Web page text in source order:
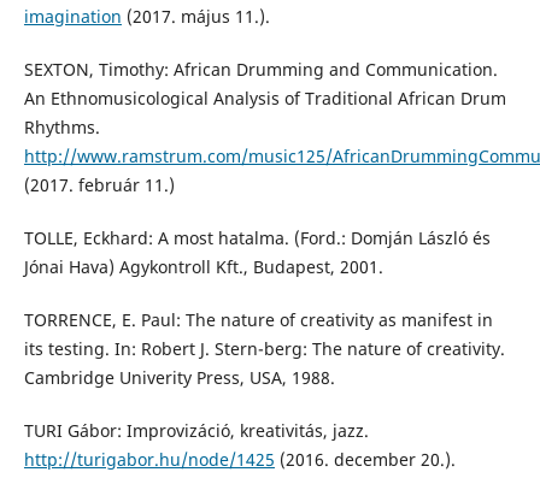
imagination (2017. május 11.).
SEXTON, Timothy: African Drumming and Communication.
An Ethnomusicological Analysis of Traditional African Drum
Rhythms.
http://www.ramstrum.com/music125/
(2017. február 11.)
TOLLE, Eckhard: A most hatalma. (Ford.: Domján László és
Jónai Hava) Agykontroll Kft., Budapest, 2001.
TORRENCE, E. Paul: The nature of creativity as manifest in
its testing. In: Robert J. Stern-berg: The nature of creativity.
Cambridge Univerity Press, USA, 1988.
TURI Gábor: Improvizáció, kreativitás, jazz.
http://turigabor.hu/node/1425 (2016. december 20.).